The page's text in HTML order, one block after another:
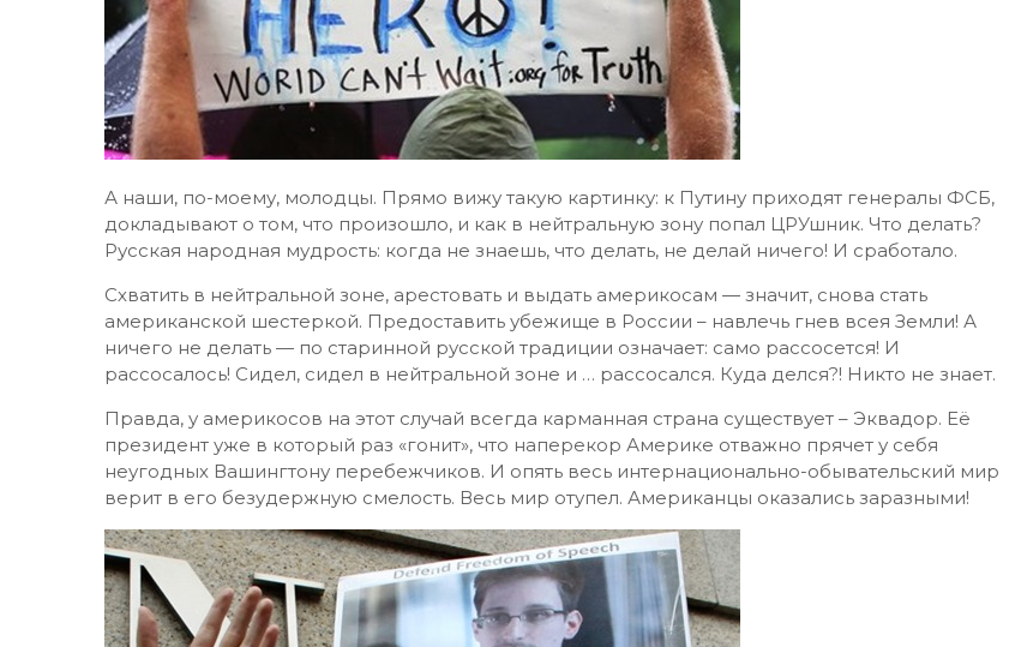
А наши, по-моему, молодцы. Прямо вижу такую картинку: к Путину приходят генералы ФСБ,
докладывают о том, что произошло, и как в нейтральную зону попал ЦРУшник. Что делать?
Русская народная мудрость: когда не знаешь, что делать, не делай ничего! И сработало.
Схватить в нейтральной зоне, арестовать и выдать америкосам — значит, снова стать
американской шестеркой. Предоставить убежище в России – навлечь гнев всея Земли! А
ничего не делать — по старинной русской традиции означает: само рассосется! И
рассосалось! Сидел, сидел в нейтральной зоне и … рассосался. Куда делся?! Никто не знает.
Правда, у америкосов на этот случай всегда карманная страна существует – Эквадор. Её
президент уже в который раз «гонит», что наперекор Америке отважно прячет у себя
неугодных Вашингтону перебежчиков. И опять весь интернационально-обывательский мир
верит в его безудержную смелость. Весь мир отупел. Американцы оказались заразными!